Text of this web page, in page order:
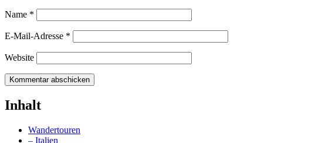
Name *
E-Mail-Adresse *
Website
Inhalt
Wandertouren
– Italien